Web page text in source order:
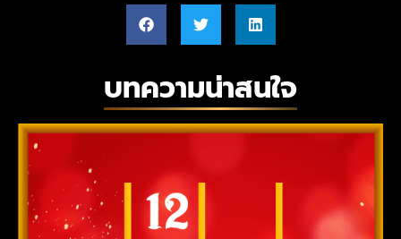
บทความน่าสนใจ